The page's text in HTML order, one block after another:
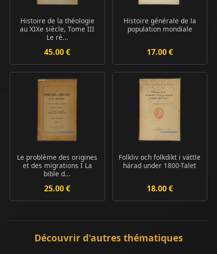
Histoire de la théologie
au XIXe siècle, Tome III
Le rè...
45.00 €
Histoire générale de la
population mondiale
17.00 €
Le problème des origines
et des migrations I La
bible d...
25.00 €
Folkliv och folkdikt i vättle
härad under 1800-Talet
18.00 €
Découvrir d'autres thématiques